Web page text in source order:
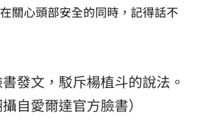
發文，駁斥楊植斗的說法。
攝自愛爾達官方臉書）